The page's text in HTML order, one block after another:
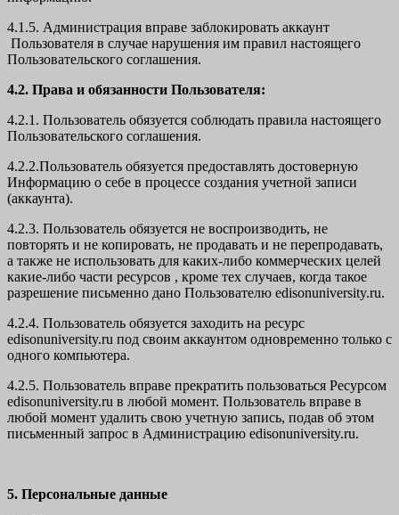
4.1.5. Администрация вправе заблокировать аккаунт
Пользователя в случае нарушения им правил настоящего
Пользовательского соглашения.
4.2. Права и обязанности Пользователя:
4.2.1. Пользователь обязуется соблюдать правила настоящего
Пользовательского соглашения.
4.2.2.Пользователь обязуется предоставлять достоверную
Информацию о себе в процессе создания учетной записи
(аккаунта).
4.2.3. Пользователь обязуется не воспроизводить, не
повторять и не копировать, не продавать и не перепродавать,
а также не использовать для каких-либо коммерческих целей
какие-либо части ресурсов , кроме тех случаев, когда такое
разрешение письменно дано Пользователю edisonuniversity.ru.
4.2.4. Пользователь обязуется заходить на ресурс
edisonuniversity.ru под своим аккаунтом одновременно только с
одного компьютера.
4.2.5. Пользователь вправе прекратить пользоваться Ресурсом
edisonuniversity.ru в любой момент. Пользователь вправе в
любой момент удалить свою учетную запись, подав об этом
письменный запрос в Администрацию edisonuniversity.ru.
5. Персональные данные